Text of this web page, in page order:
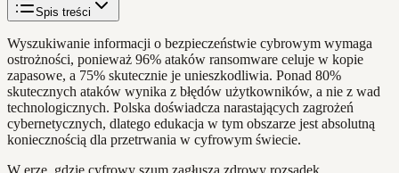
Spis treści
Wyszukiwanie informacji o bezpieczeństwie cybrowym wymaga
ostrożności, ponieważ 96% ataków ransomware celuje w kopie
zapasowe, a 75% skutecznie je unieszkodliwia. Ponad 80%
skutecznych ataków wynika z błędów użytkowników, a nie z wad
technologicznych. Polska doświadcza narastających zagrożeń
cybernetycznych, dlatego edukacja w tym obszarze jest absolutną
koniecznością dla przetrwania w cyfrowym świecie.
W erze, gdzie cyfrowy szum zagłusza zdrowy rozsądek,